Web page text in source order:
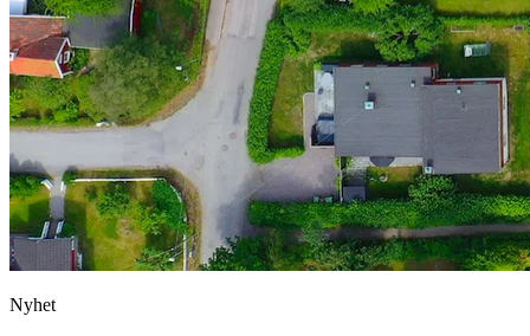
Nyhet